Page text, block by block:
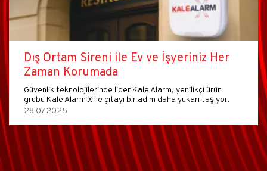
Dış Ortam Sireni ile Ev ve İşyeriniz Her
Zaman Korumada
Güvenlik teknolojilerinde lider Kale Alarm, yenilikçi ürün
grubu Kale Alarm X ile çıtayı bir adım daha yukarı taşıyor.
28.07.2025